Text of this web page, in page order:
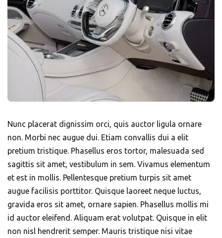
Nunc placerat dignissim orci, quis auctor ligula ornare
non. Morbi nec augue dui. Etiam convallis dui a elit
pretium tristique. Phasellus eros tortor, malesuada sed
sagittis sit amet, vestibulum in sem. Vivamus elementum
et est in mollis. Pellentesque pretium turpis sit amet
augue facilisis porttitor. Quisque laoreet neque luctus,
gravida eros sit amet, ornare sapien. Phasellus mollis mi
id auctor eleifend. Aliquam erat volutpat. Quisque in elit
non nisl hendrerit semper. Mauris tristique nisi vitae